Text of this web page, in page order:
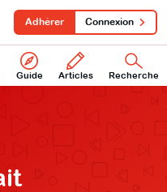
Guide Articles Recherche
Adhérer Connexion